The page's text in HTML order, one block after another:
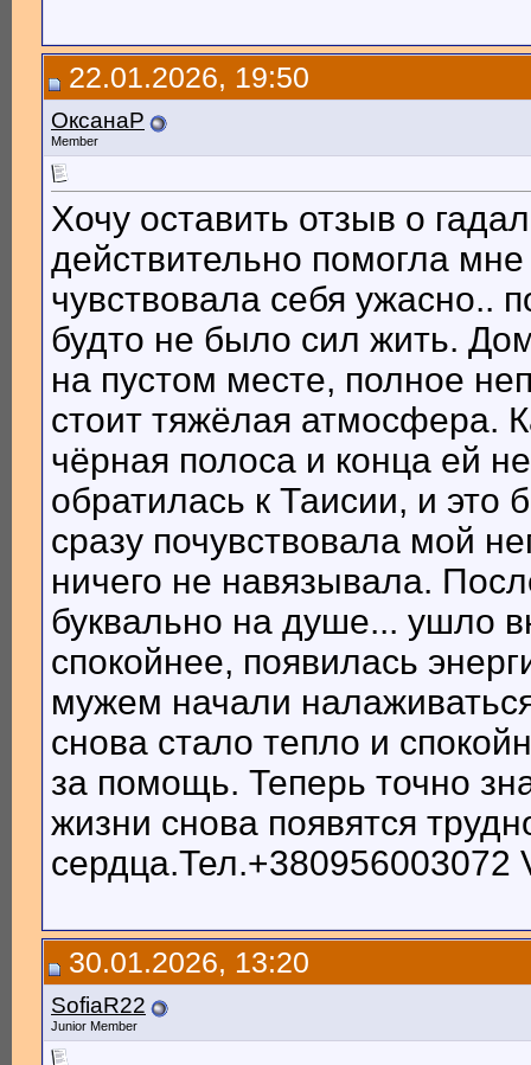
22.01.2026, 19:50
ОксанаР
Member
Хочу оставить отзыв о
действительно помогла
чувствовала себя ужасно..
будто не было сил жить.
на пустом месте, полное
стоит тяжёлая атмосфера.
чёрная полоса и конца ей
обратилась к Таисии, и
сразу почувствовала мой
ничего не навязывала.
буквально на душе... ушло
спокойнее, появилась
мужем начали
снова стало тепло и
за помощь. Теперь точно
жизни снова появятся
сердца.Тел.+380956003072
30.01.2026, 13:20
SofiaR22
Junior Member